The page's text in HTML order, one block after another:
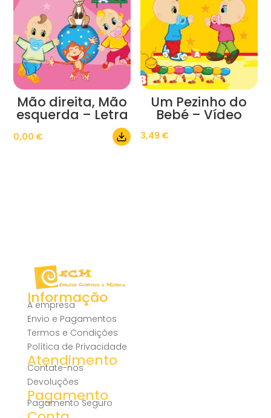
Mão direita, Mão
esquerda – Letra
0,00 €
Um Pezinho do
Bebé – Vídeo
3,49 €
Informação
A empresa
Envio e Pagamentos
Termos e Condições
Política de Privacidade
Atendimento
Contate-nos
Devoluções
Pagamento
Pagamento Seguro